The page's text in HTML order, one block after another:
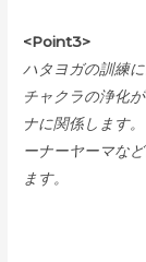
<Point3>
ハタヨガの訓練
チャクラの浄化
ナに関係します
ーナーヤーマな
ます。